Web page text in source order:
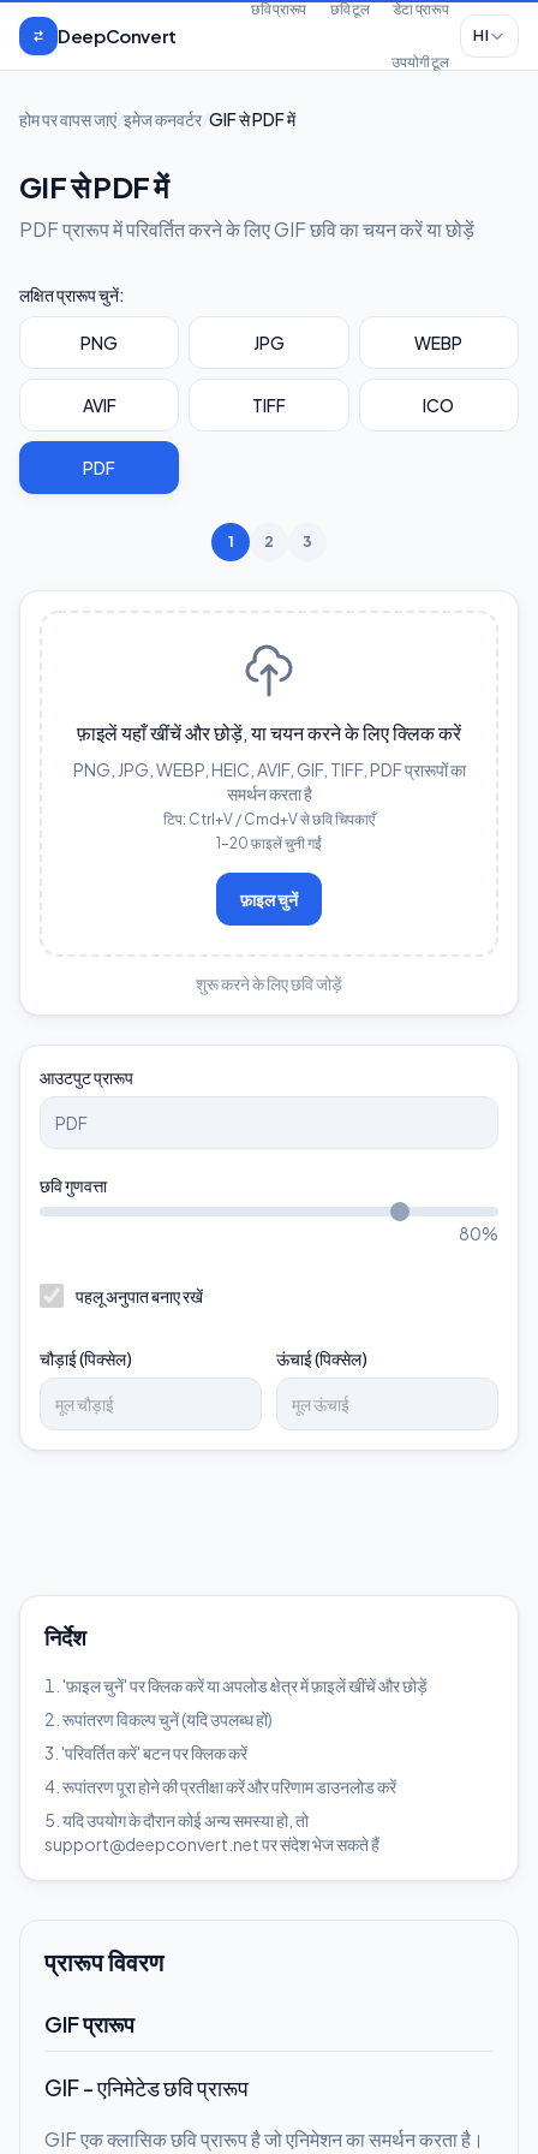
मुख्य सामग्री पर जाएँ
DeepConvert
छवि प्रारूप छवि टूल डेटा प्रारूप
उपयोगी टूल
HI
होम पर वापस जाएं/ इमेज कनवर्टर GIF से PDF में
GIF से PDF में
PDF प्रारूप में परिवर्तित करने के लिए GIF छवि का चयन करें या छोड़ें
लक्षित प्रारूप चुनें:
PNG JPG WEBP
AVIF TIFF ICO
PDF
1 2 3
फ़ाइलें यहाँ खींचें और छोड़ें, या चयन करने के लिए क्लिक करें
PNG, JPG, WEBP, HEIC, AVIF, GIF, TIFF, PDF प्रारूपों का
समर्थन करता है
टिप: Ctrl+V / Cmd+V से छवि चिपकाएँ
1–20 फ़ाइलें चुनी गईं
फ़ाइल चुनें
शुरू करने के लिए छवि जोड़ें
आउटपुट प्रारूप
छवि गुणवत्ता
80%
पहलू अनुपात बनाए रखें
चौड़ाई (पिक्सेल) ऊंचाई (पिक्सेल)
निर्देश
'फ़ाइल चुनें' पर क्लिक करें या अपलोड क्षेत्र में फ़ाइलें खींचें और छोड़ें
रूपांतरण विकल्प चुनें (यदि उपलब्ध हों)
'परिवर्तित करें' बटन पर क्लिक करें
रूपांतरण पूरा होने की प्रतीक्षा करें और परिणाम डाउनलोड करें
यदि उपयोग के दौरान कोई अन्य समस्या हो, तो
support@deepconvert.net पर संदेश भेज सकते हैं
प्रारूप विवरण
GIF प्रारूप
GIF - एनिमेटेड छवि प्रारूप
GIF एक क्लासिक छवि प्रारूप है जो एनिमेशन का समर्थन करता है।